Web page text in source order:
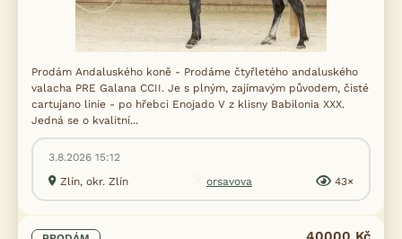
Prodám Andaluského koně - Prodáme čtyřletého andaluského
valacha PRE Galana CCII. Je s plným, zajímavým původem, čisté
cartujano linie - po hřebci Enojado V z klisny Babilonia XXX.
Jedná se o kvalitní...
3.8.2026 15:12
Zlín, okr. Zlín
orsavova 43×